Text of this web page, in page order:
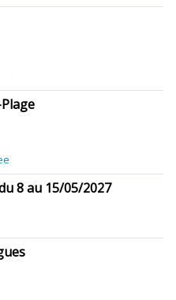
8 au 15/05/2027